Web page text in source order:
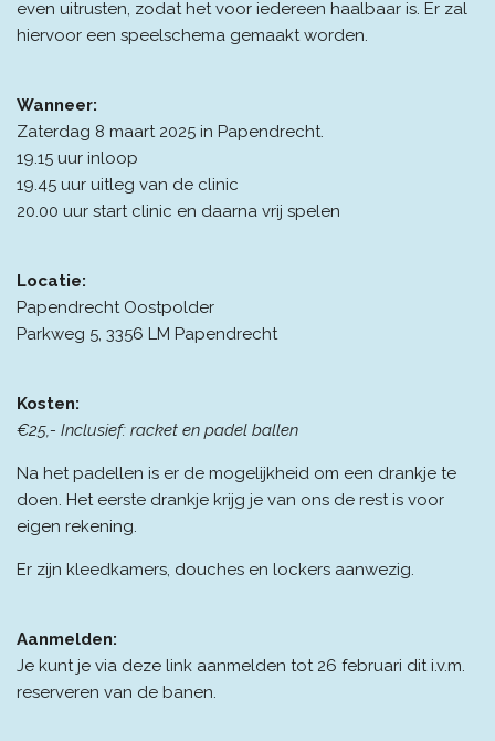
even uitrusten, zodat het voor iedereen haalbaar is. Er zal
hiervoor een speelschema gemaakt worden.
Wanneer:
Zaterdag 8 maart 2025 in Papendrecht.
19.15 uur inloop
19.45 uur uitleg van de clinic
20.00 uur start clinic en daarna vrij spelen
Locatie:
Papendrecht Oostpolder
Parkweg 5, 3356 LM Papendrecht
Kosten:
€25,- Inclusief: racket en padel ballen
Na het padellen is er de mogelijkheid om een drankje te
doen. Het eerste drankje krijg je van ons de rest is voor
eigen rekening.
Er zijn kleedkamers, douches en lockers aanwezig.
Aanmelden:
Je kunt je via deze link aanmelden tot 26 februari dit i.v.m.
reserveren van de banen.